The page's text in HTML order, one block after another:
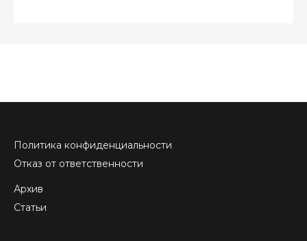
Политика конфиденциальности
Отказ от ответственности
Архив
Статьи